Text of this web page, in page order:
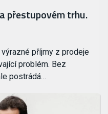
přestupovém trhu.
příjmy z prodeje
problém. Bez
postrádá…